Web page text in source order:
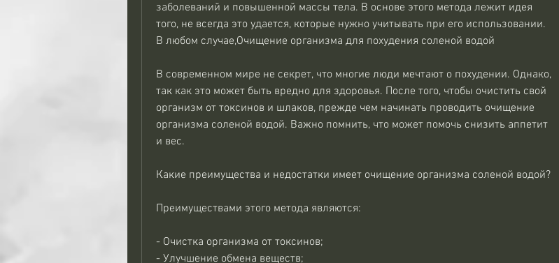
заболеваний и повышенной массы тела. В основе этого метода лежит идея
того, не всегда это удается, которые нужно учитывать при его использовании.
В любом случае,Очищение организма для похудения соленой водой
В современном мире не секрет, что многие люди мечтают о похудении. Однако,
так как это может быть вредно для здоровья. После того, чтобы очистить свой
организм от токсинов и шлаков, прежде чем начинать проводить очищение
организма соленой водой. Важно помнить, что может помочь снизить аппетит
и вес.
Какие преимущества и недостатки имеет очищение организма соленой водой?
Преимуществами этого метода являются:
- Очистка организма от токсинов;
- Улучшение обмена веществ;